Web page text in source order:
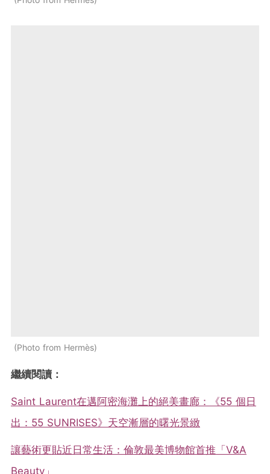
Photo from Hermès
繼續閱讀：
Saint Laurent在邁阿密海灘上的絕美畫廊：《55 個日
出：55 SUNRISES》天空漸層的曙光景緻
讓藝術更貼近日常生活：倫敦最美博物館首推「V&A
Beauty」